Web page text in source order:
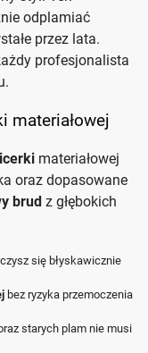
odplamiać
przez lata.
profesjonalista
materiałowej
materiałowej
oraz dopasowane
brud z głębokich
się błyskawicznie
bez ryzyka przemoczenia
starych plam nie musi